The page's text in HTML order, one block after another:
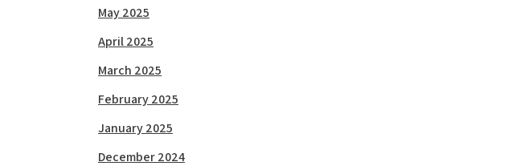
May 2025
April 2025
March 2025
February 2025
January 2025
December 2024